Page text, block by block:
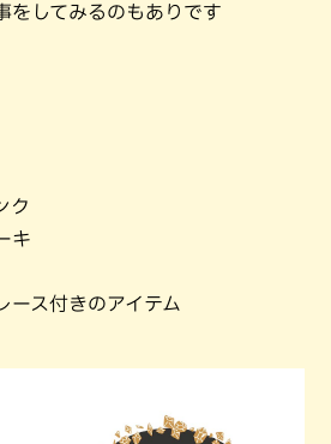
をしてみるのもありです
ク
キ
ース付きのアイテム